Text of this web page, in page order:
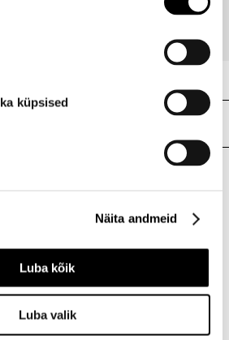
küpsised
Näita andmeid
Luba kõik
Luba valik